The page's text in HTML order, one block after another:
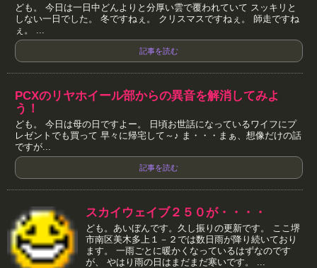
ども。 今日は一日中どんよりと分厚い雲で覆われていて スッキリと
しない一日でした。 冬ですねぇ。 クリスマスですねぇ。 師走ですね
ぇ。 ...
記事を読む
PCXのリヤホイール部からの異音を解消してみよ
う！
ども。 今日は母の日ですよー。 日頃お世話になっているワイフにプ
レゼントでも買って 早々に帰宅して～♪ ま・・・まぁ、想像だけの話
ですが...
記事を読む
スカイウェイブ２５０が・・・・
ども。あいぼんです。久し振りの更新です。 ここ堺
市南区美木多上１－２では数日雨が降り続いており
ます。 一雨ごとに暖かくなっているはずなのです
が、 やはり雨の日はまだまだ寒いです。 ...